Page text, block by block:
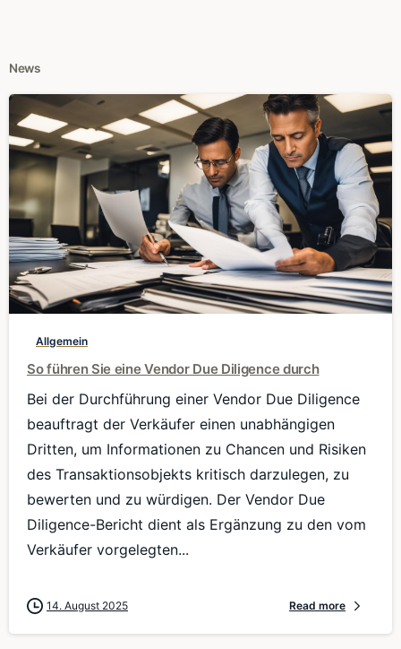
News
0
Allgemein
So führen Sie eine Vendor Due Diligence durch
Bei der Durchführung einer Vendor Due Diligence
beauftragt der Verkäufer einen unabhängigen
Dritten, um Informationen zu Chancen und Risiken
des Transaktionsobjekts kritisch darzulegen, zu
bewerten und zu würdigen. Der Vendor Due
Diligence-Bericht dient als Ergänzung zu den vom
Verkäufer vorgelegten...
14. August 2025 Read more